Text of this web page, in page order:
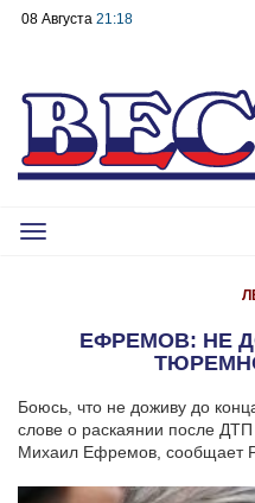
08 Августа 21:18
Toggle
ЕФРЕМОВ: НЕ
Боюсь, что не доживу до
слове о раскаянии после
Михаил Ефремов, сообщает